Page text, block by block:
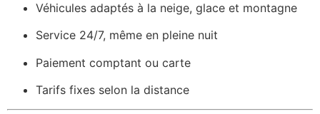
Véhicules adaptés à la neige, glace et montagne
Service 24/7, même en pleine nuit
Paiement comptant ou carte
Tarifs fixes selon la distance